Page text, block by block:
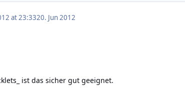
at 23:3320. Jun 2012
ist das sicher gut geeignet.